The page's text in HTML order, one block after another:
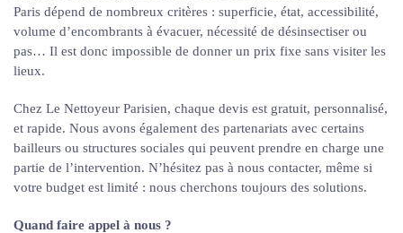
Paris dépend de nombreux critères : superficie, état, accessibilité,
volume d’encombrants à évacuer, nécessité de désinsectiser ou
pas… Il est donc impossible de donner un prix fixe sans visiter les
lieux.
Chez Le Nettoyeur Parisien, chaque devis est gratuit, personnalisé,
et rapide. Nous avons également des partenariats avec certains
bailleurs ou structures sociales qui peuvent prendre en charge une
partie de l’intervention. N’hésitez pas à nous contacter, même si
votre budget est limité : nous cherchons toujours des solutions.
Quand faire appel à nous ?